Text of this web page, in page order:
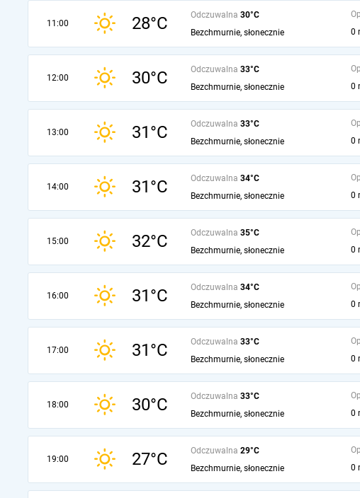
11:00 28°C Odczuwalna 30°C
Bezchmurnie, słonecznie
0
12:00 30°C Odczuwalna 33°C
Bezchmurnie, słonecznie
0
13:00 31°C Odczuwalna 33°C
Bezchmurnie, słonecznie
0
14:00 31°C Odczuwalna 34°C
Bezchmurnie, słonecznie
0
15:00 32°C Odczuwalna 35°C
Bezchmurnie, słonecznie
0
16:00 31°C Odczuwalna 34°C
Bezchmurnie, słonecznie
0
17:00 31°C Odczuwalna 33°C
Bezchmurnie, słonecznie
0
18:00 30°C Odczuwalna 33°C
Bezchmurnie, słonecznie
0
19:00 27°C Odczuwalna 29°C
Bezchmurnie, słonecznie
0